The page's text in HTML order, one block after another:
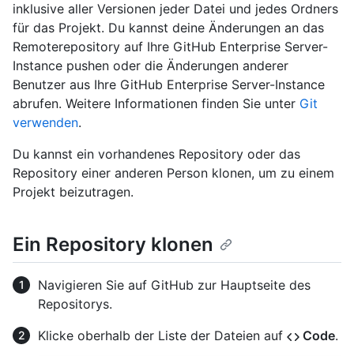
inklusive aller Versionen jeder Datei und jedes Ordners
für das Projekt. Du kannst deine Änderungen an das
Remoterepository auf Ihre GitHub Enterprise Server-
Instance pushen oder die Änderungen anderer
Benutzer aus Ihre GitHub Enterprise Server-Instance
abrufen. Weitere Informationen finden Sie unter Git
verwenden.
Du kannst ein vorhandenes Repository oder das
Repository einer anderen Person klonen, um zu einem
Projekt beizutragen.
Ein Repository klonen
Navigieren Sie auf GitHub zur Hauptseite des
Repositorys.
Klicke oberhalb der Liste der Dateien auf
Code.